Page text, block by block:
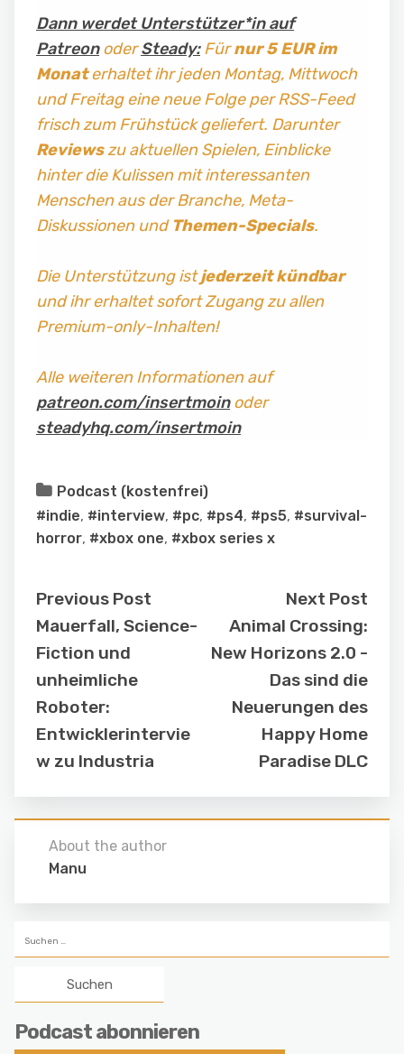
Dann werdet Unterstützer*in auf
PatreonoderSteady:Fürnur 5 EUR im
Monaterhaltet ihr jeden Montag, Mittwoch
und Freitag eine neue Folge per RSS-Feed
frisch zum Frühstück geliefert. Darunter
Reviewszu aktuellen Spielen, Einblicke
hinter die Kulissen mit interessanten
Menschen aus der Branche, Meta-
Diskussionen und Themen-Specials.
Die Unterstützung istjederzeit kündbar
und ihr erhaltet sofort Zugang zu allen
Premium-only-Inhalten!
Alle weiteren Informationen auf
patreon.com/insertmoinoder
steadyhq.com/insertmoin
Podcast (kostenfrei)
#indie, #interview, #pc, #ps4, #ps5, #survival-
horror, #xbox one, #xbox series x
Previous Post
Mauerfall, Science-
Fiction und
unheimliche
Roboter:
Entwicklerintervie
w zu Industria
Next Post
Animal Crossing:
New Horizons 2.0 -
Das sind die
Neuerungen des
Happy Home
Paradise DLC
About the author
Manu
nach:
Podcast abonnieren